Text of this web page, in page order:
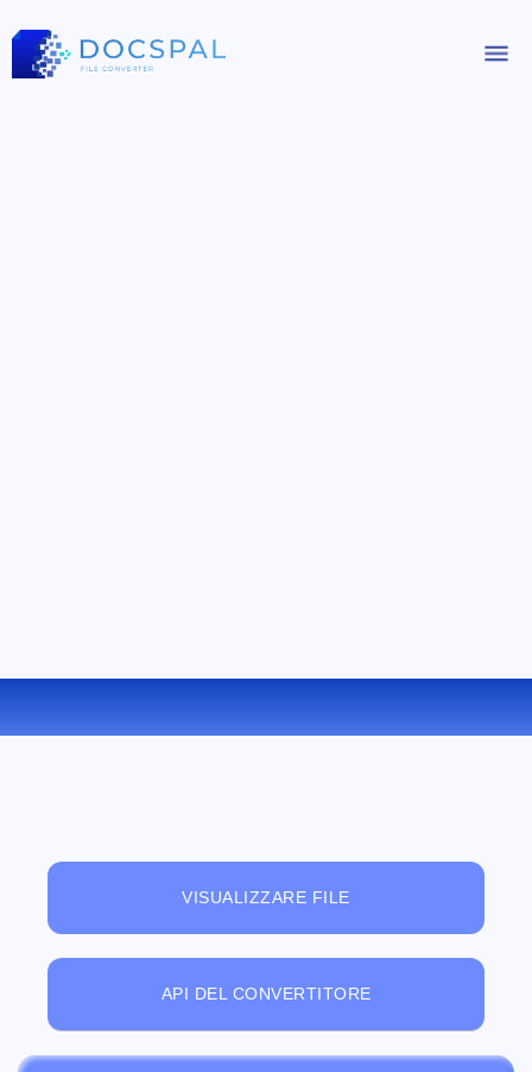
CONVERTIRE PPT IN XPS ONLINE
VISUALIZZARE FILE
API DEL CONVERTITORE